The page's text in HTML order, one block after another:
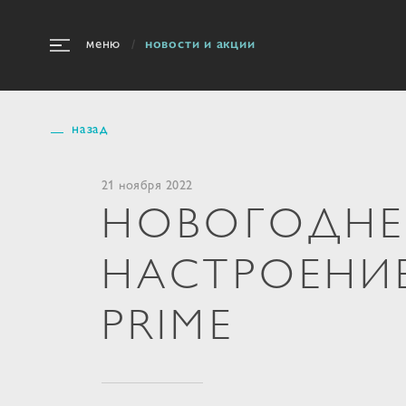
меню новости и акции
назад
21 ноября 2022
PRIME